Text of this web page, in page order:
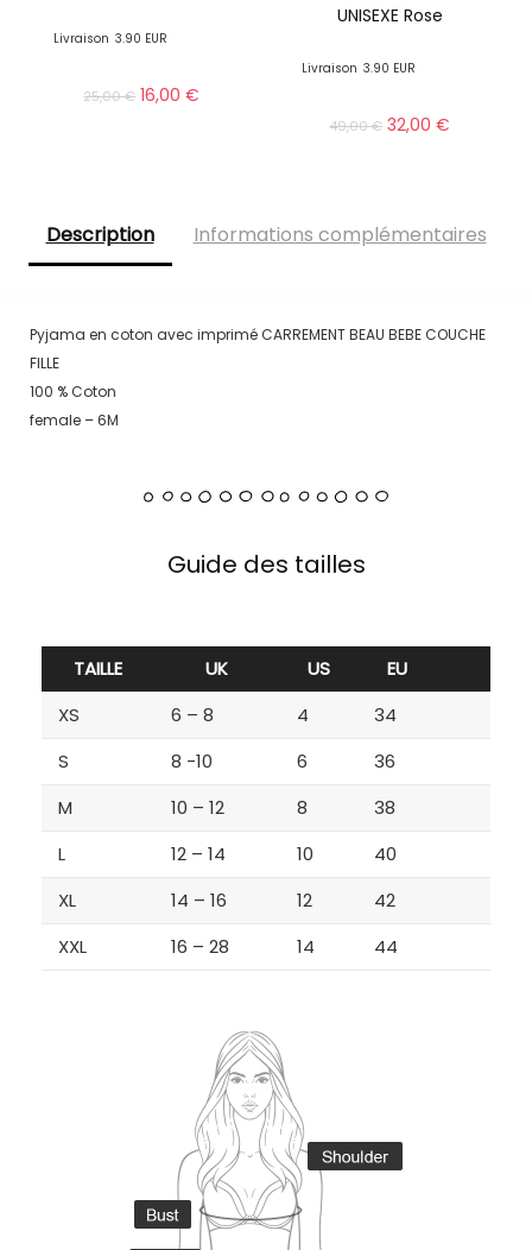
Livraison 3.90 EUR
25,00€ 16,00€
UNISEXE Rose
Livraison 3.90 EUR
49,00€ 32,00€
Description Informations complémentaires
Pyjama en coton avec imprimé CARREMENT BEAU BEBE COUCHE
FILLE
100 % Coton
female – 6M
Guide des tailles
TAILLE UK US
EU
XS
6 – 8 4
34
S
8 -10 6
36
M
10 – 12 8
38
L
12 – 14 10
40
XL
14 – 16 12
42
XXL
16 – 28 14 44